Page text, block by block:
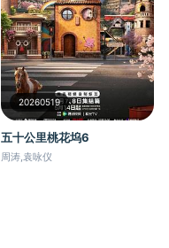
20260519
五十公里桃花坞6
周涛,袁咏仪